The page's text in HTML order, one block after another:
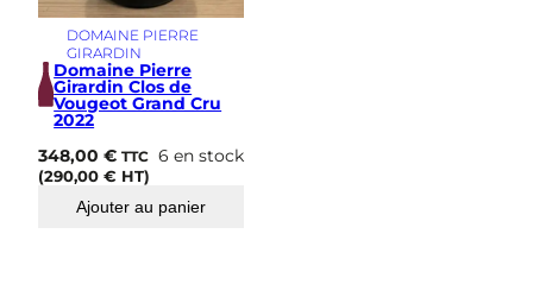
DOMAINE PIERRE
GIRARDIN
Domaine Pierre
Girardin Clos de
Vougeot Grand Cru
2022
348,00€ TTC
(290,00€ HT)
6 en stock
Ajouter au panier